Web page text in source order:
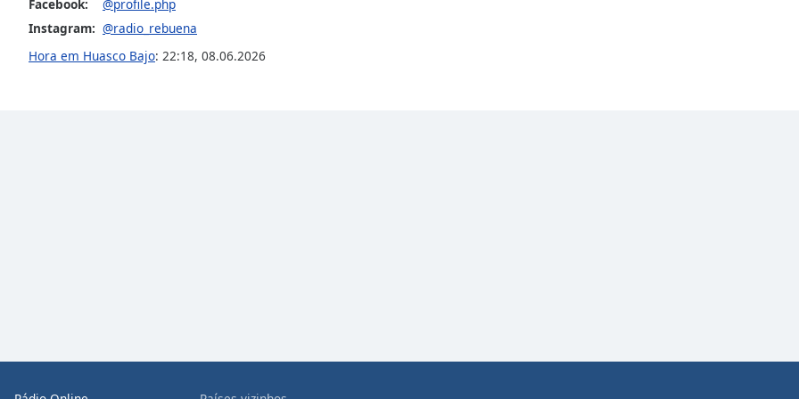
Audio
Track
Picture-
cancel
Facebook:
@profile.php
Instagram: @radio_rebuena
Hora em Huasco Bajo: 22:18, 08.06.2026